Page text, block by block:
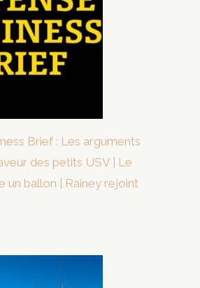
Brief : Les arguments
des petits USV | Le
un ballon | Rainey rejoint